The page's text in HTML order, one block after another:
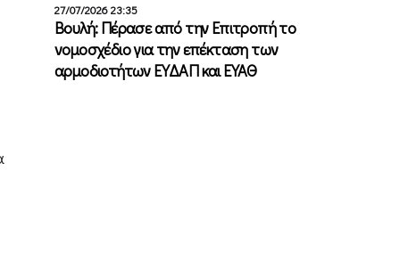
27/07/2026 23:35
Βουλή: Πέρασε από την Επιτροπή το
νομοσχέδιο για την επέκταση των
αρμοδιοτήτων ΕΥΔΑΠ και ΕΥΑΘ